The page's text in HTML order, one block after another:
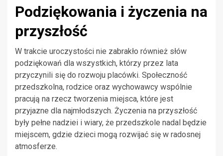
Podziękowania i życzenia na
przyszłość
W trakcie uroczystości nie zabrakło również słów
podziękowań dla wszystkich, którzy przez lata
przyczynili się do rozwoju placówki. Społeczność
przedszkolna, rodzice oraz wychowawcy wspólnie
pracują na rzecz tworzenia miejsca, które jest
przyjazne dla najmłodszych. Życzenia na przyszłość
były pełne nadziei i wiary, że przedszkole nadal będzie
miejscem, gdzie dzieci mogą rozwijać się w radosnej
atmosferze.